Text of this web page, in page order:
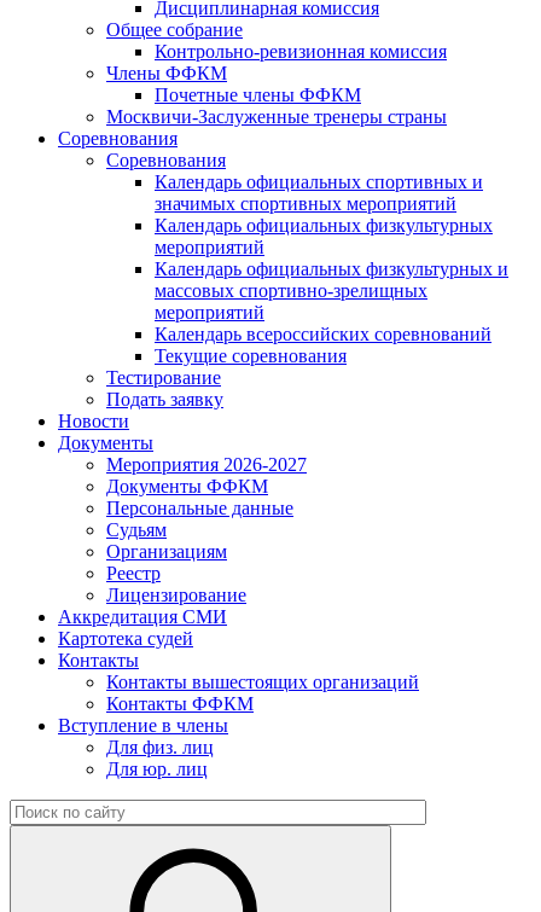
Дисциплинарная комиссия
Общее собрание
Контрольно-ревизионная комиссия
Члены ФФКМ
Почетные члены ФФКМ
Москвичи-Заслуженные тренеры страны
Соревнования
Соревнования
Календарь официальных спортивных и
значимых спортивных мероприятий
Календарь официальных физкультурных
мероприятий
Календарь официальных физкультурных и
массовых спортивно-зрелищных
мероприятий
Календарь всероссийских соревнований
Текущие соревнования
Тестирование
Подать заявку
Новости
Документы
Мероприятия 2026-2027
Документы ФФКМ
Персональные данные
Судьям
Организациям
Реестр
Лицензирование
Аккредитация СМИ
Картотека судей
Контакты
Контакты вышестоящих организаций
Контакты ФФКМ
Вступление в члены
Для физ. лиц
Для юр. лиц